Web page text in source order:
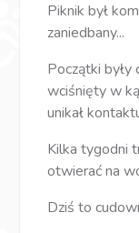
Piknik był
zaniedbany...
Początki były
wciśnięty w
unikał
Kilka tygodni
otwierać na
Dziś to